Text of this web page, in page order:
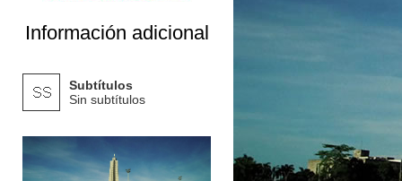
Información adicional
Subtítulos
Sin subtítulos